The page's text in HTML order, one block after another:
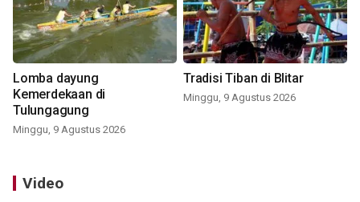
Lomba dayung
Kemerdekaan di
Tulungagung
Minggu, 9 Agustus 2026
Tradisi Tiban di Blitar
Minggu, 9 Agustus 2026
Video